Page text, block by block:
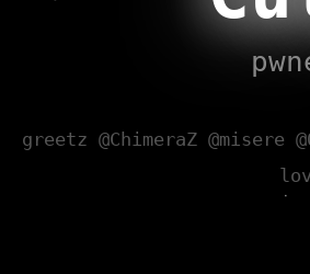
greetz @ChimeraZ @misere